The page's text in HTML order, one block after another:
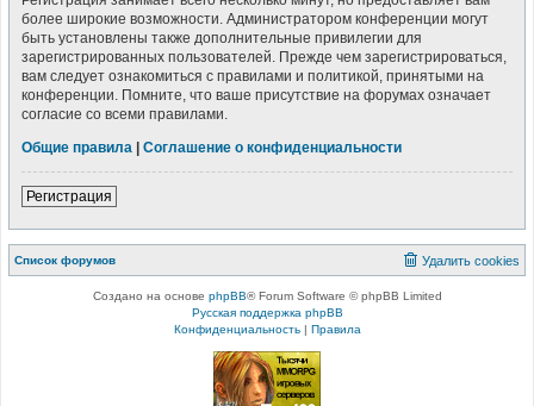
более широкие возможности. Администратором конференции могут
быть установлены также дополнительные привилегии для
зарегистрированных пользователей. Прежде чем зарегистрироваться,
вам следует ознакомиться с правилами и политикой, принятыми на
конференции. Помните, что ваше присутствие на форумах означает
согласие со всеми правилами.
Общие правила
Соглашение о конфиденциальности
Регистрация
Список форумов Удалить cookies
Создано на основе phpBB® Forum Software © phpBB Limited
Русская поддержка phpBB
Конфиденциальность| Правила